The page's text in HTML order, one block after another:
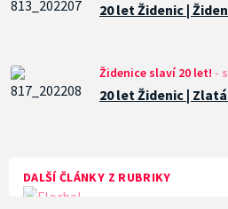
DALŠÍ ČLÁNKY Z RUBRIKY
20 let Židenic |
Židenice slaví 20 let! -
20 let Židenic |